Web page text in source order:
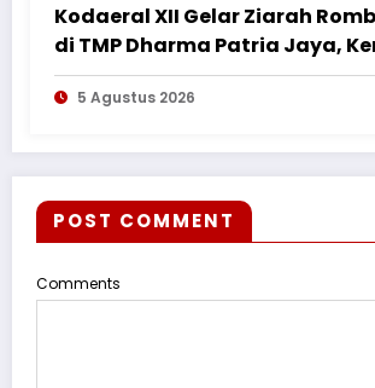
Kodaeral XII Gelar Ziarah
di TMP Dharma Patria Jaya,
Jasa Pahlawan dalam
HUT ke-1
5 Agustus 2026
POST COMMENT
Comments